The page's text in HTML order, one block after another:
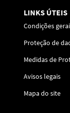
LINKS ÚTEIS
Condições
Proteção de
Medidas de
Avisos legais
Mapa do site